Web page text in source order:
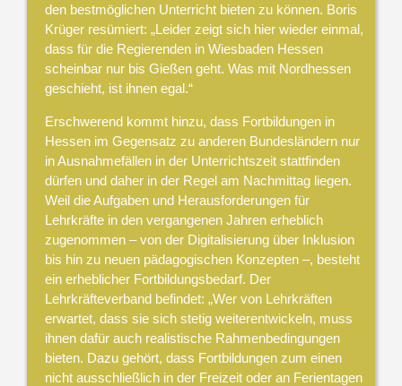
den bestmöglichen Unterricht bieten zu können. Boris
Krüger resümiert: „Leider zeigt sich hier wieder einmal,
dass für die Regierenden in Wiesbaden Hessen
scheinbar nur bis Gießen geht. Was mit Nordhessen
geschieht, ist ihnen egal.“
Erschwerend kommt hinzu, dass Fortbildungen in
Hessen im Gegensatz zu anderen Bundesländern nur
in Ausnahmefällen in der Unterrichtszeit stattfinden
dürfen und daher in der Regel am Nachmittag liegen.
Weil die Aufgaben und Herausforderungen für
Lehrkräfte in den vergangenen Jahren erheblich
zugenommen – von der Digitalisierung über Inklusion
bis hin zu neuen pädagogischen Konzepten –, besteht
ein erheblicher Fortbildungsbedarf. Der
Lehrkräfteverband befindet: „Wer von Lehrkräften
erwartet, dass sie sich stetig weiterentwickeln, muss
ihnen dafür auch realistische Rahmenbedingungen
bieten. Dazu gehört, dass Fortbildungen zum einen
nicht ausschließlich in der Freizeit oder an Ferientagen